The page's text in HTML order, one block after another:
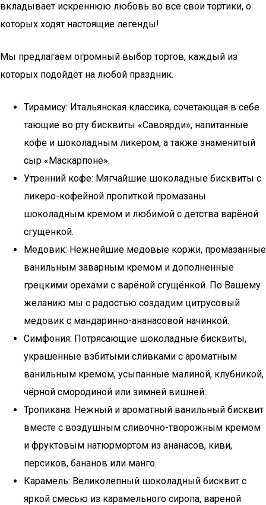
вкладывает искреннюю любовь во все свои тортики, о
которых ходят настоящие легенды!
Мы предлагаем огромный выбор тортов, каждый из
которых подойдёт на любой праздник.
Тирамису: Итальянская классика, сочетающая в себе
тающие во рту бисквиты «Савоярди», напитанные
кофе и шоколадным ликером, а также знаменитый
сыр «Маскарпоне».
Утренний кофе: Мягчайшие шоколадные бисквиты с
ликеро-кофейной пропиткой промазаны
шоколадным кремом и любимой с детства варёной
сгущенкой.
Медовик: Нежнейшие медовые коржи, промазанные
ванильным заварным кремом и дополненные
грецкими орехами с варёной сгущёнкой. По Вашему
желанию мы с радостью создадим цитрусовый
медовик с мандаринно-ананасовой начинкой.
Симфония: Потрясающие шоколадные бисквиты,
украшенные взбитыми сливками с ароматным
ванильным кремом, усыпанные малиной, клубникой,
чёрной смородиной или зимней вишней.
Тропикана: Нежный и ароматный ванильный бисквит
вместе с воздушным сливочно-творожным кремом
и фруктовым натюрмортом из ананасов, киви,
персиков, бананов или манго.
Карамель: Великолепный шоколадный бисквит с
яркой смесью из карамельного сиропа, вареной